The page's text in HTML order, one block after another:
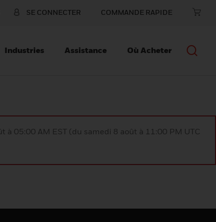
SE CONNECTER COMMANDE RAPIDE
Industries Assistance Où Acheter
05:00 AM EST (du samedi 8 août à 11:00 PM UTC